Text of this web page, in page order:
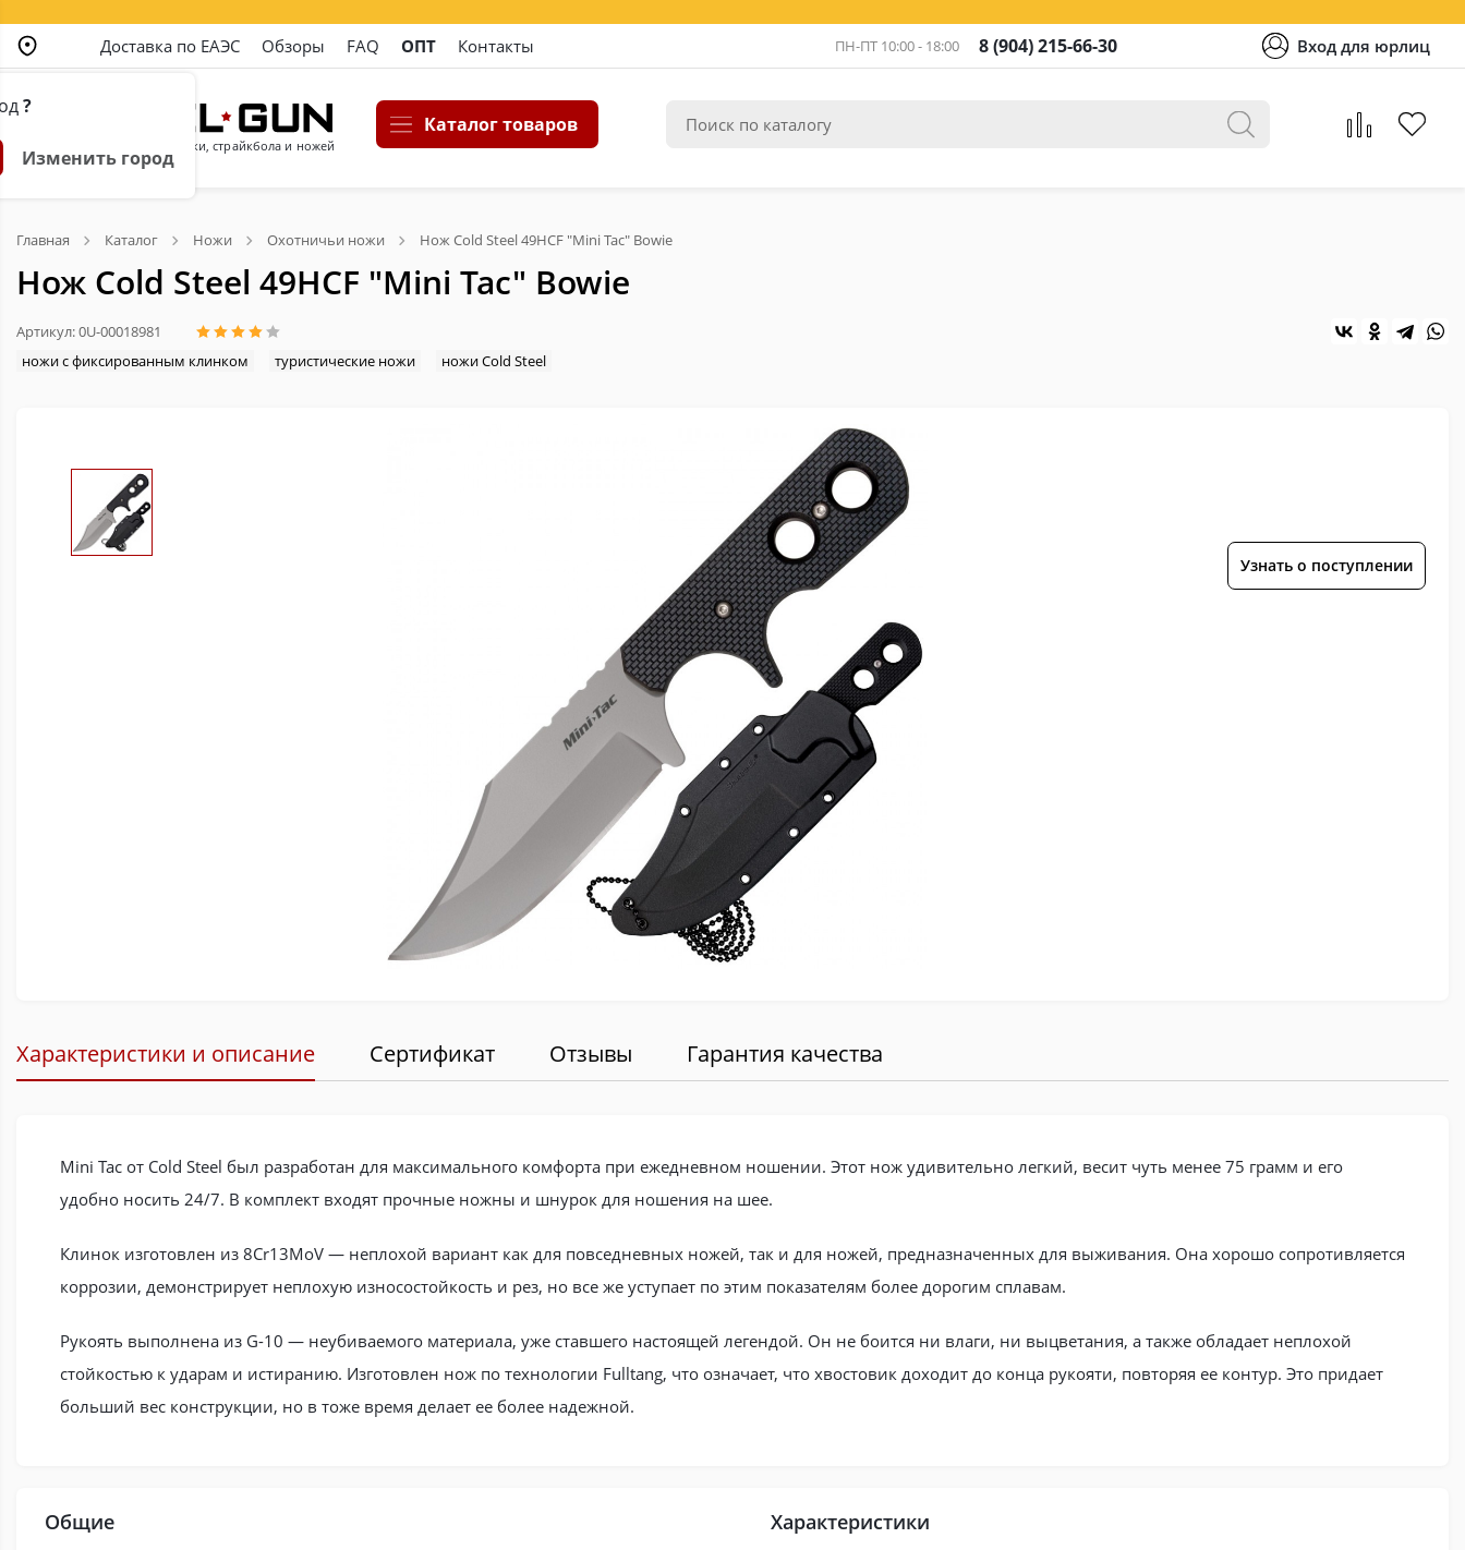
?
Изменить город
Доставка по ЕАЭС Обзоры FAQ ОПТ Контакты ПН-ПТ 10:00 - 18:00 8 (904) 215-66-30 Вход для юрлиц
Магазин пневматики, страйкбола и ножей
Каталог товаров
Главная Каталог Ножи Охотничьи ножи Нож Cold Steel 49HCF "Mini Tac" Bowie
Нож Cold Steel 49HCF "Mini Tac" Bowie
Артикул: 0U-00018981
ножи с фиксированным клинком
туристические ножи ножи Cold Steel
Узнать о поступлении
Характеристики и описание Сертификат Отзывы Гарантия качества
Mini Tac от Cold Steel был разработан для максимального комфорта при ежедневном ношении. Этот нож удивительно легкий, весит чуть менее 75 грамм и его
удобно носить 24/7. В комплект входят прочные ножны и шнурок для ношения на шее.
Клинок изготовлен из 8Cr13MoV — неплохой вариант как для повседневных ножей, так и для ножей, предназначенных для выживания. Она хорошо сопротивляется
коррозии, демонстрирует неплохую износостойкость и рез, но все же уступает по этим показателям более дорогим сплавам.
Рукоять выполнена из G-10 — неубиваемого материала, уже ставшего настоящей легендой. Он не боится ни влаги, ни выцветания, а также обладает неплохой
стойкостью к ударам и истиранию. Изготовлен нож по технологии Fulltang, что означает, что хвостовик доходит до конца рукояти, повторяя ее контур. Это придает
больший вес конструкции, но в тоже время делает ее более надежной.
Общие Характеристики